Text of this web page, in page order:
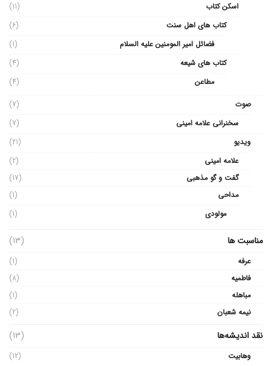
اسکن کتاب
(11)
کتاب های اهل سنت
(6)
فضائل امیر المومنین علیه السلام
(1)
کتاب های شیعه
(4)
مطاعن
(4)
صوت
(7)
سخنرانی علامه امینی
(7)
ویدیو
(21)
علامه امینی
(2)
گفت و گو مذهبی
(17)
مداحی
(1)
مولودی
(1)
مناسبت ها (13)
عرفه
(1)
فاطمیه
(8)
مباهله
(1)
نیمه شعبان
(2)
نقد اندیشه‌ها (13)
وهابیت (12)